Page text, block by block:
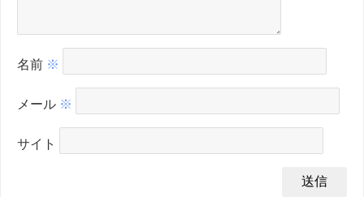
名前 ※
メール ※
サイト